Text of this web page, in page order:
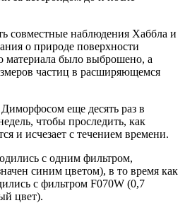
совместные наблюдения Хаббла и
о природе поверхности
материала было выброшено, а
частиц в расширяющемся
еще десять раз в
чтобы проследить, как
и исчезает с течением времени.
с одним фильтром,
синим цветом), в то время как
с фильтром F070W (0,7
цвет).